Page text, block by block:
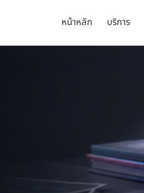
หน้าหลัก บริการ